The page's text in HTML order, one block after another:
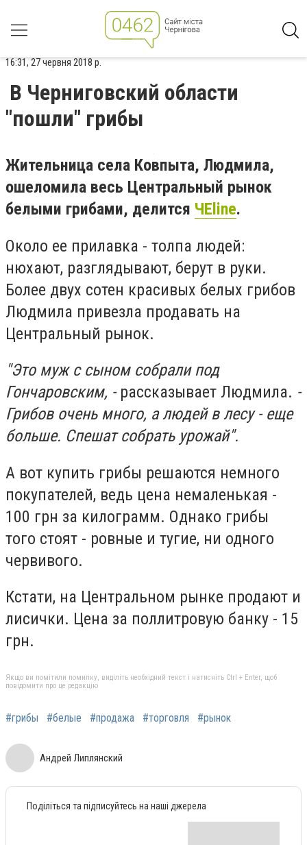
16:31, 27 червня 2018 р.
В Черниговский области
"пошли" грибы
Жительница села Ковпыта, Людмила,
ошеломила весь Центральный рынок
белыми грибами, делится ЧЕline.
Около ее прилавка - толпа людей:
нюхают, разглядывают, берут в руки.
Более двух сотен красивых белых грибов
Людмила привезла продавать на
Центральный рынок.
"Это муж с сыном собрали под
Гончаровским, -рассказывает Людмила. -
Грибов очень много, а людей в лесу - еще
больше. Спешат собрать урожай".
А вот купить грибы решаются немного
покупателей, ведь цена немаленькая -
100 грн за килограмм. Однако грибы
того стоят - ровные и тугие, ни одного
червивого.
Кстати, на Центральном рынке продают и
лисички. Цена за поллитровую банку - 15
грн.
Якщо ви помітили помилку, виділіть необхідний текст і натисніть Ctrl + Enter, щоб
повідомити про це редакцію
#грибы #белые #продажа #торговля #рынок
Андрей Липлянский
Поділіться та підписуйтесь на наші джерела